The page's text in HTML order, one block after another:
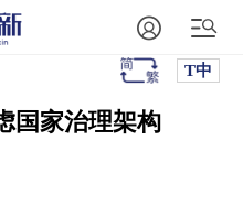
T中
国家治理架构